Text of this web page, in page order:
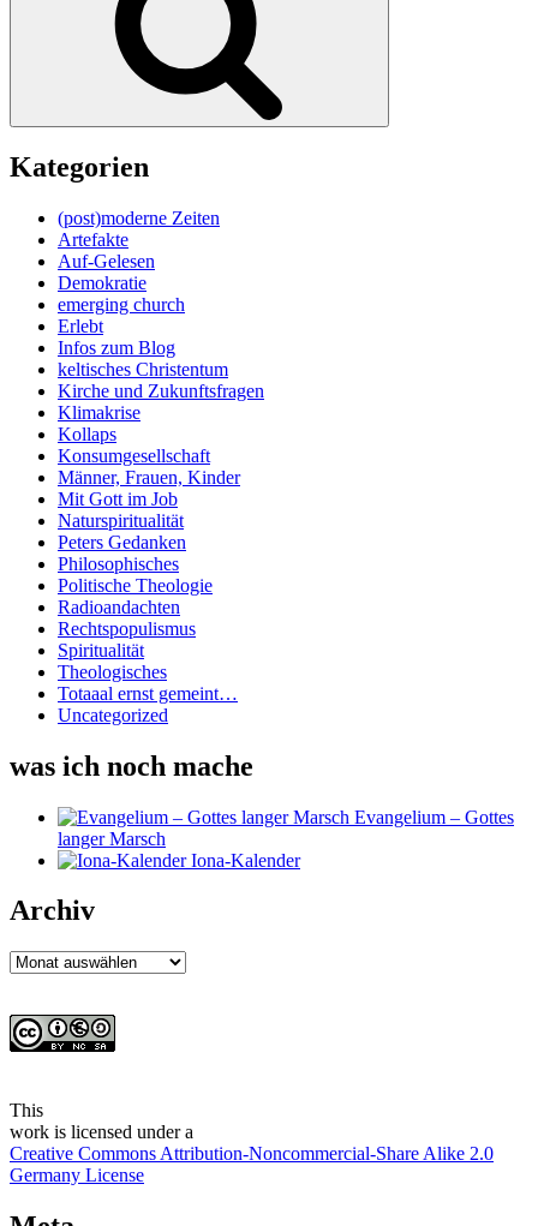
Kategorien
(post)moderne Zeiten
Artefakte
Auf-Gelesen
Demokratie
emerging church
Erlebt
Infos zum Blog
keltisches Christentum
Kirche und Zukunftsfragen
Klimakrise
Kollaps
Konsumgesellschaft
Männer, Frauen, Kinder
Mit Gott im Job
Naturspiritualität
Peters Gedanken
Philosophisches
Politische Theologie
Radioandachten
Rechtspopulismus
Spiritualität
Theologisches
Totaaal ernst gemeint…
Uncategorized
was ich noch mache
Evangelium – Gottes
langer Marsch
Iona-Kalender
Archiv
Archiv
This
work is licensed under a
Creative Commons Attribution-Noncommercial-Share Alike 2.0
Germany License